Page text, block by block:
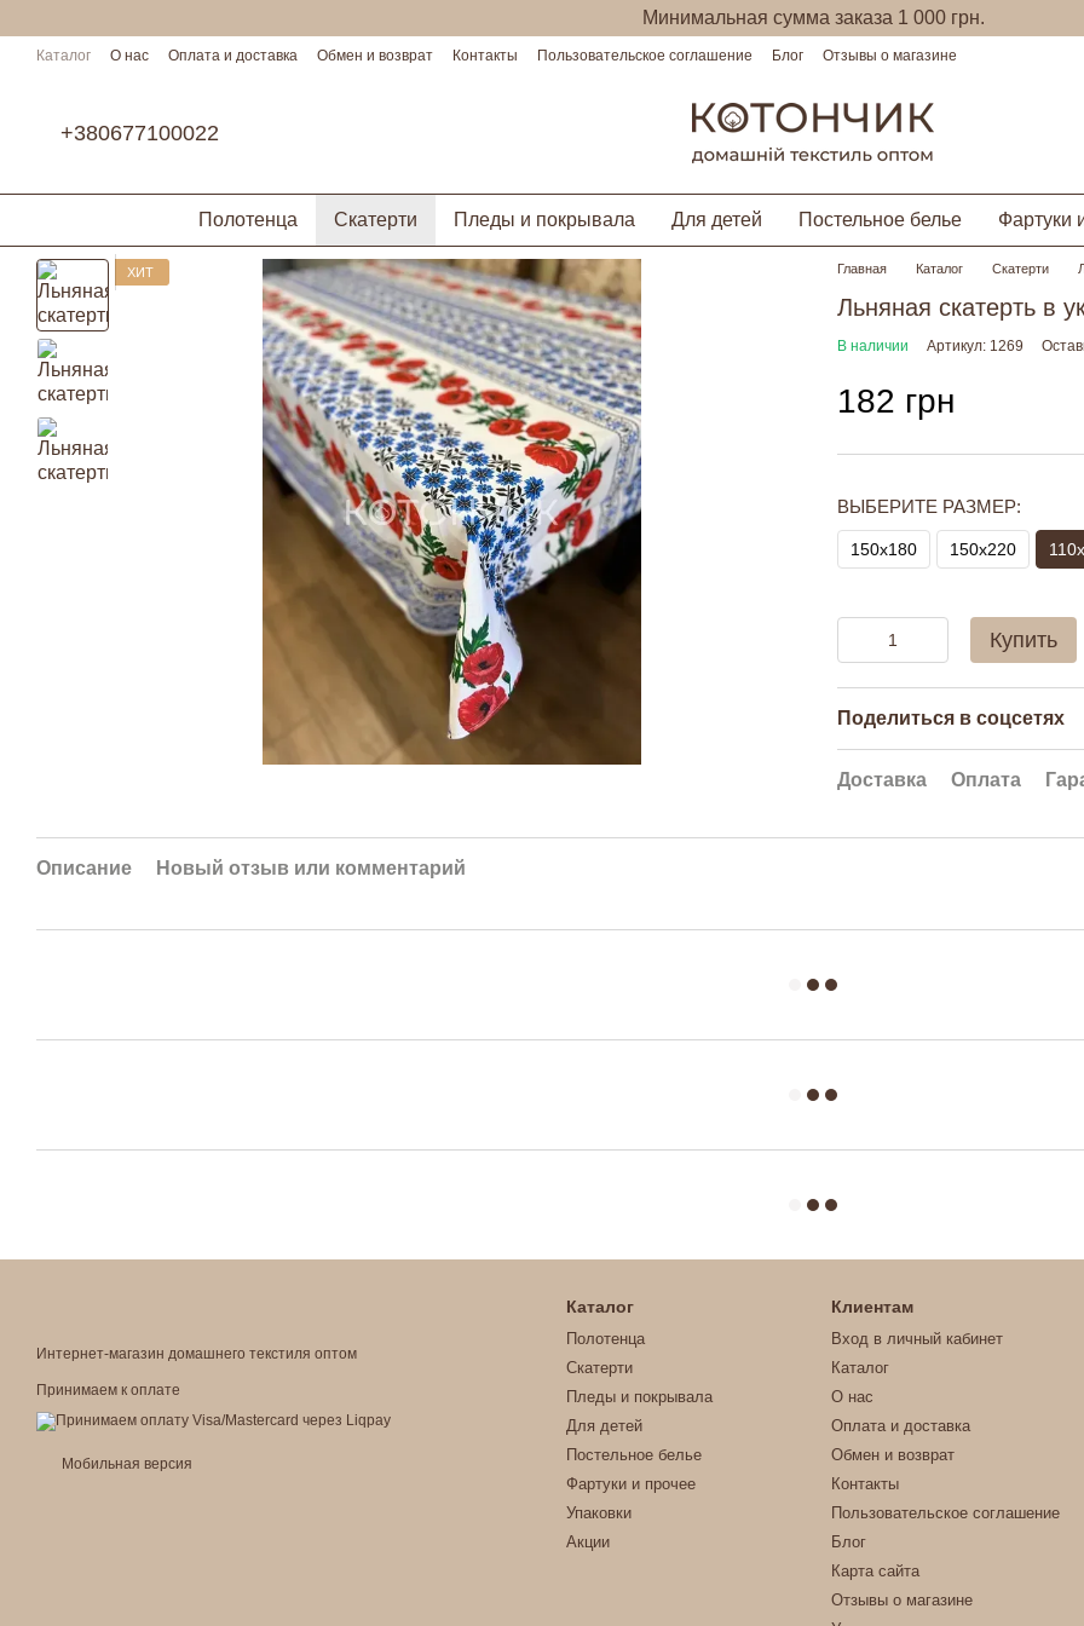
Минимальная сумма заказа 1 000 грн.
Каталог О нас Оплата и доставка Обмен и возврат Контакты Пользовательское соглашение Блог
Отзывы о магазине
+380677100022
Полотенца Скатерти Пледы и покрывала Для детей Постельное белье Фартуки
ХИТ Главная Каталог Скатерти
Льняная скатерть в
В наличии Артикул: 1269
182 грн
ВЫБЕРИТЕ РАЗМЕР:
150x180 150x220
Купить
Поделиться в соцсетях
Доставка Оплата
Описание Новый отзыв или комментарий
Интернет-магазин домашнего текстиля оптом
Принимаем к оплате
Мобильная версия
Каталог
Полотенца
Скатерти
Пледы и покрывала
Для детей
Постельное белье
Фартуки и прочее
Упаковки
Акции
Клиентам
Вход в личный кабинет
Каталог
О нас
Оплата и доставка
Обмен и возврат
Контакты
Пользовательское соглашение
Блог
Карта сайта
Отзывы о магазине